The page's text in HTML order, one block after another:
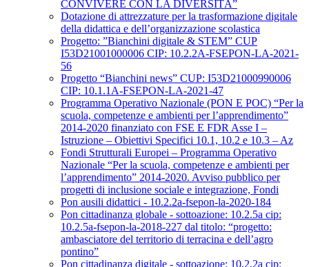
CONVIVERE CON LA DIVERSITÀ”
Dotazione di attrezzature per la trasformazione digitale
della didattica e dell’organizzazione scolastica
Progetto: ”Bianchini digitale & STEM” CUP
I53D21001000006 CIP: 10.2.2A-FSEPON-LA-2021-
56
Progetto “Bianchini news” CUP: I53D21000990006
CIP: 10.1.1A-FSEPON-LA-2021-47
Programma Operativo Nazionale (PON E POC) “Per la
scuola, competenze e ambienti per l’apprendimento”
2014-2020 finanziato con FSE E FDR Asse I –
Istruzione – Obiettivi Specifici 10.1, 10.2 e 10.3 – Az
Fondi Strutturali Europei – Programma Operativo
Nazionale “Per la scuola, competenze e ambienti per
l’apprendimento” 2014-2020. Avviso pubblico per
progetti di inclusione sociale e integrazione, Fondi
Pon ausili didattici - 10.2.2a-fsepon-la-2020-184
Pon cittadinanza globale - sottoazione: 10.2.5a cip:
10.2.5a-fsepon-la-2018-227 dal titolo: “progetto:
ambasciatore del territorio di terracina e dell’agro
pontino”
Pon cittadinanza digitale - sottoazione: 10.2.2a cip: